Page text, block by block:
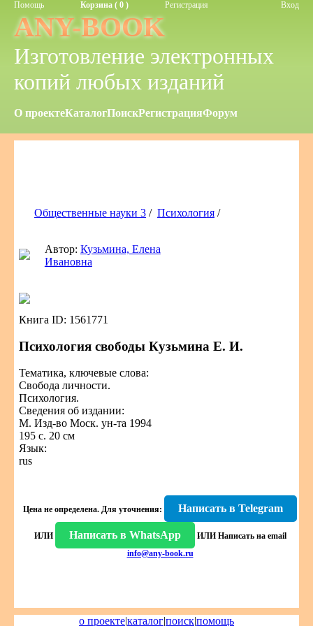
Помощь Корзина ( 0 ) Регистрация Вход
ANY-BOOK
Изготовление электронных
копий любых изданий
О проектеКаталогПоискРегистрацияФорум
Общественные науки 3 / Психология /
Автор: Кузьмина, Елена
Ивановна
Книга ID: 1561771
Психология свободы Кузьмина Е. И.
Тематика, ключевые слова:
Свобода личности.
Психология.
Сведения об издании:
М. Изд-во Моск. ун-та 1994
195 с. 20 см
Язык:
rus
Цена не определена. Для уточнения: Написать в Telegram
ИЛИ Написать в WhatsApp ИЛИ Написать на email
info@any-book.ru
о проекте|каталог|поиск|помощь